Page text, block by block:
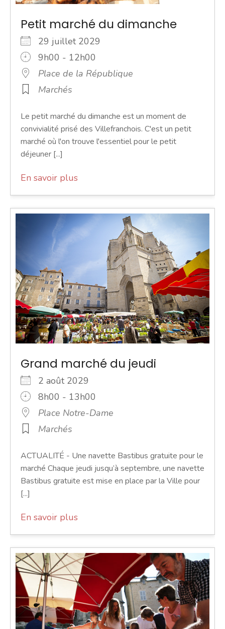
Petit marché du dimanche
29 juillet 2029
9h00 - 12h00
Place de la République
Marchés
Le petit marché du dimanche est un moment de
convivialité prisé des Villefranchois. C'est un petit
marché où l'on trouve l'essentiel pour le petit
déjeuner [...]
En savoir plus
Grand marché du jeudi
2 août 2029
8h00 - 13h00
Place Notre-Dame
Marchés
ACTUALITÉ - Une navette Bastibus gratuite pour le
marché Chaque jeudi jusqu’à septembre, une navette
Bastibus gratuite est mise en place par la Ville pour
[...]
En savoir plus